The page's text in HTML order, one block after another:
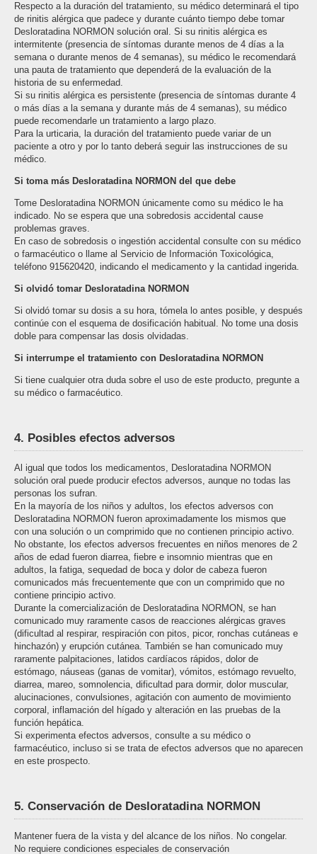
Respecto a la duración del tratamiento, su médico determinará el tipo
de rinitis alérgica que padece y durante cuánto tiempo debe tomar
Desloratadina NORMON solución oral. Si su rinitis alérgica es
intermitente (presencia de síntomas durante menos de 4 días a la
semana o durante menos de 4 semanas), su médico le recomendará
una pauta de tratamiento que dependerá de la evaluación de la
historia de su enfermedad.
Si su rinitis alérgica es persistente (presencia de síntomas durante 4
o más días a la semana y durante más de 4 semanas), su médico
puede recomendarle un tratamiento a largo plazo.
Para la urticaria, la duración del tratamiento puede variar de un
paciente a otro y por lo tanto deberá seguir las instrucciones de su
médico.
Si toma más Desloratadina NORMON del que debe
Tome Desloratadina NORMON únicamente como su médico le ha
indicado. No se espera que una sobredosis accidental cause
problemas graves.
En caso de sobredosis o ingestión accidental consulte con su médico
o farmacéutico o llame al Servicio de Información Toxicológica,
teléfono 915620420, indicando el medicamento y la cantidad ingerida.
Si olvidó tomar Desloratadina NORMON
Si olvidó tomar su dosis a su hora, tómela lo antes posible, y después
continúe con el esquema de dosificación habitual. No tome una dosis
doble para compensar las dosis olvidadas.
Si interrumpe el tratamiento con Desloratadina NORMON
Si tiene cualquier otra duda sobre el uso de este producto, pregunte a
su médico o farmacéutico.
4. Posibles efectos adversos
Al igual que todos los medicamentos, Desloratadina NORMON
solución oral puede producir efectos adversos, aunque no todas las
personas los sufran.
En la mayoría de los niños y adultos, los efectos adversos con
Desloratadina NORMON fueron aproximadamente los mismos que
con una solución o un comprimido que no contienen principio activo.
No obstante, los efectos adversos frecuentes en niños menores de 2
años de edad fueron diarrea, fiebre e insomnio mientras que en
adultos, la fatiga, sequedad de boca y dolor de cabeza fueron
comunicados más frecuentemente que con un comprimido que no
contiene principio activo.
Durante la comercialización de Desloratadina NORMON, se han
comunicado muy raramente casos de reacciones alérgicas graves
(dificultad al respirar, respiración con pitos, picor, ronchas cutáneas e
hinchazón) y erupción cutánea. También se han comunicado muy
raramente palpitaciones, latidos cardíacos rápidos, dolor de
estómago, náuseas (ganas de vomitar), vómitos, estómago revuelto,
diarrea, mareo, somnolencia, dificultad para dormir, dolor muscular,
alucinaciones, convulsiones, agitación con aumento de movimiento
corporal, inflamación del hígado y alteración en las pruebas de la
función hepática.
Si experimenta efectos adversos, consulte a su médico o
farmacéutico, incluso si se trata de efectos adversos que no aparecen
en este prospecto.
5. Conservación de Desloratadina NORMON
Mantener fuera de la vista y del alcance de los niños. No congelar.
No requiere condiciones especiales de conservación